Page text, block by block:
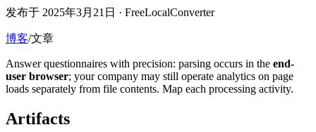
发布于 2025年3月21日 · FreeLocalConverter
博客/文章
Answer questionnaires with precision: parsing occurs in the end-
user browser; your company may still operate analytics on page
loads separately from file contents. Map each processing activity.
Artifacts